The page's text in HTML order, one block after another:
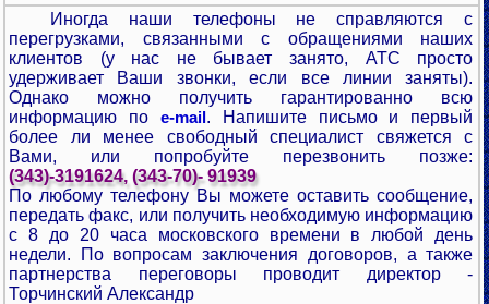
Иногда наши телефоны не справляются с
перегрузками, связанными с обращениями наших
клиентов (у нас не бывает занято, АТС просто
удерживает Ваши звонки, если все линии заняты).
Однако можно получить гарантированно всю
информацию по e-mail . Напишите письмо и первый
более ли менее свободный специалист свяжется с
Вами, или попробуйте перезвонить позже:
(343)-3191624, (343-70)- 91939
По любому телефону Вы можете оставить сообщение,
передать факс, или получить необходимую информацию
с 8 до 20 часа московского времени в любой день
недели. По вопросам заключения договоров, а также
партнерства переговоры проводит директор -
Торчинский Александр